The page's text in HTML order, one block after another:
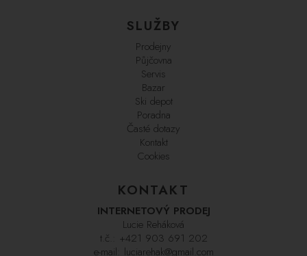
SLUŽBY
Prodejny
Půjčovna
Servis
Bazar
Ski depot
Poradna
Časté dotazy
Kontakt
Cookies
KONTAKT
INTERNETOVÝ PRODEJ
Lucie Reháková
t.č.: +421 903 691 202
e-mail: luciarehak@gmail.com